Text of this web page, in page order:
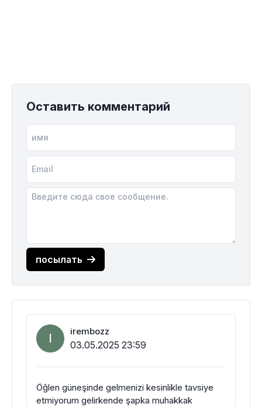
Оставить комментарий
посылать
I irembozz
03.05.2025 23:59
Öğlen güneşinde gelmenizi kesinlikle tavsiye
etmiyorum gelirkende şapka muhakkak